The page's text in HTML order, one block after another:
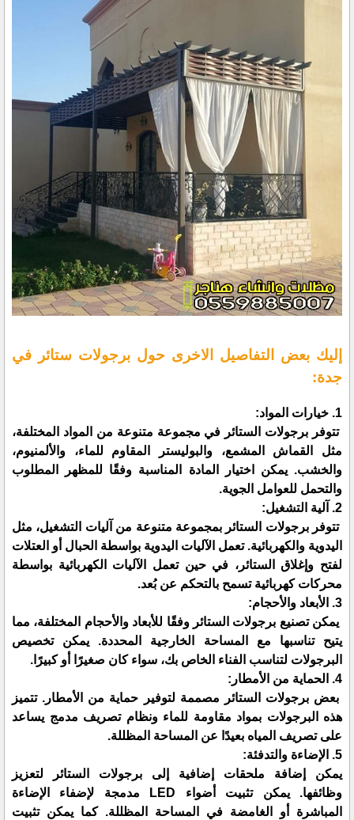
إليك بعض التفاصيل الاخرى حول برجولات ستائر في
جدة:
1. خيارات المواد:
تتوفر برجولات الستائر في مجموعة متنوعة من المواد المختلفة،
مثل القماش المشمع، والبوليستر المقاوم للماء، والألمنيوم،
والخشب. يمكن اختيار المادة المناسبة وفقًا للمظهر المطلوب
والتحمل للعوامل الجوية.
2. آلية التشغيل:
تتوفر برجولات الستائر بمجموعة متنوعة من آليات التشغيل، مثل
اليدوية والكهربائية. تعمل الآليات اليدوية بواسطة الحبال أو العتلات
لفتح وإغلاق الستائر، في حين تعمل الآليات الكهربائية بواسطة
محركات كهربائية تسمح بالتحكم عن بُعد.
3. الأبعاد والأحجام:
يمكن تصنيع برجولات الستائر وفقًا للأبعاد والأحجام المختلفة، مما
يتيح تناسبها مع المساحة الخارجية المحددة. يمكن تخصيص
البرجولات لتناسب الفناء الخاص بك، سواء كان صغيرًا أو كبيرًا.
4. الحماية من الأمطار:
بعض برجولات الستائر مصممة لتوفير حماية من الأمطار. تتميز
هذه البرجولات بمواد مقاومة للماء ونظام تصريف مدمج يساعد
على تصريف المياه بعيدًا عن المساحة المظللة.
5. الإضاءة والتدفئة:
يمكن إضافة ملحقات إضافية إلى برجولات الستائر لتعزيز
وظائفها. يمكن تثبيت أضواء LED مدمجة لإضفاء الإضاءة
المباشرة أو الغامضة في المساحة المظللة. كما يمكن تثبيت